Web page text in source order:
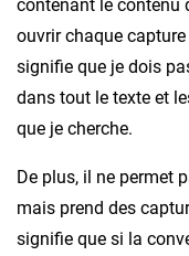
contenant le contenu
ouvrir chaque
signifie que je dois
dans tout le texte et
que je cherche.
De plus, il ne permet
mais prend des
signifie que si la